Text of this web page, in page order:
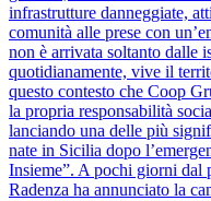
infrastrutture danneggiate,
comunità alle prese con
non è arrivata soltanto dalle
quotidianamente, vive il
questo contesto che Coop
la propria responsabilità
lanciando una delle più
nate in Sicilia dopo
Insieme”. A pochi giorni dal
Radenza ha annunciato la